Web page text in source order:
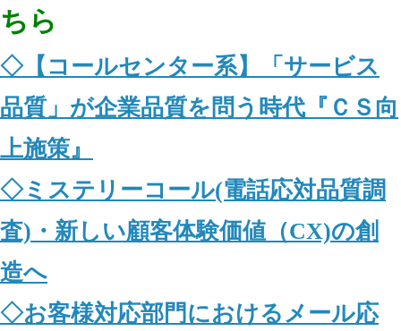
ちら
◇【コールセンター系】「サービス
品質」が企業品質を問う時代『ＣＳ向
上施策』
◇ミステリーコール(電話応対品質調
査)・新しい顧客体験価値（CX)の創
造へ
◇お客様対応部門におけるメール応